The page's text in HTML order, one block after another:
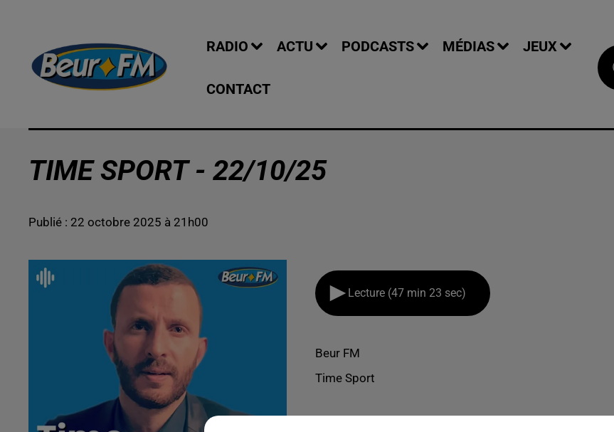
RADIO ACTU PODCASTS MÉDIAS JEUX
CONTACT
TIME SPORT - 22/10/25
Publié : 22 octobre 2025 à 21h00
Lecture (47 min 23 sec)
Beur FM
Time Sport